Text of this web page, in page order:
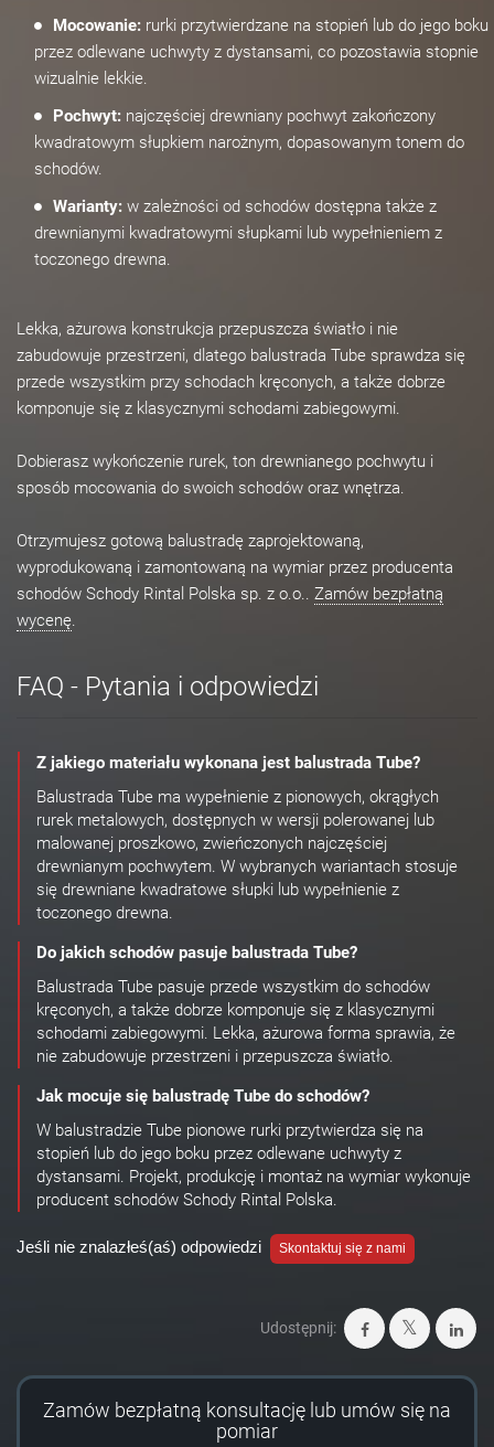
Mocowanie: rurki przytwierdzane na stopień lub do jego boku
przez odlewane uchwyty z dystansami, co pozostawia stopnie
wizualnie lekkie.
Pochwyt: najczęściej drewniany pochwyt zakończony
kwadratowym słupkiem narożnym, dopasowanym tonem do
schodów.
Warianty: w zależności od schodów dostępna także z
drewnianymi kwadratowymi słupkami lub wypełnieniem z
toczonego drewna.
Lekka, ażurowa konstrukcja przepuszcza światło i nie
zabudowuje przestrzeni, dlatego balustrada Tube sprawdza się
przede wszystkim przy schodach kręconych, a także dobrze
komponuje się z klasycznymi schodami zabiegowymi.
Dobierasz wykończenie rurek, ton drewnianego pochwytu i
sposób mocowania do swoich schodów oraz wnętrza.
Otrzymujesz gotową balustradę zaprojektowaną,
wyprodukowaną i zamontowaną na wymiar przez producenta
schodów Schody Rintal Polska sp. z o.o.. Zamów bezpłatną
wycenę.
FAQ - Pytania i odpowiedzi
Z jakiego materiału wykonana jest balustrada Tube?
Balustrada Tube ma wypełnienie z pionowych, okrągłych
rurek metalowych, dostępnych w wersji polerowanej lub
malowanej proszkowo, zwieńczonych najczęściej
drewnianym pochwytem. W wybranych wariantach stosuje
się drewniane kwadratowe słupki lub wypełnienie z
toczonego drewna.
Do jakich schodów pasuje balustrada Tube?
Balustrada Tube pasuje przede wszystkim do schodów
kręconych, a także dobrze komponuje się z klasycznymi
schodami zabiegowymi. Lekka, ażurowa forma sprawia, że
nie zabudowuje przestrzeni i przepuszcza światło.
Jak mocuje się balustradę Tube do schodów?
W balustradzie Tube pionowe rurki przytwierdza się na
stopień lub do jego boku przez odlewane uchwyty z
dystansami. Projekt, produkcję i montaż na wymiar wykonuje
producent schodów Schody Rintal Polska.
Jeśli nie znalazłeś(aś) odpowiedzi Skontaktuj się z nami
Udostępnij:
Zamów bezpłatną konsultację lub umów się na
pomiar